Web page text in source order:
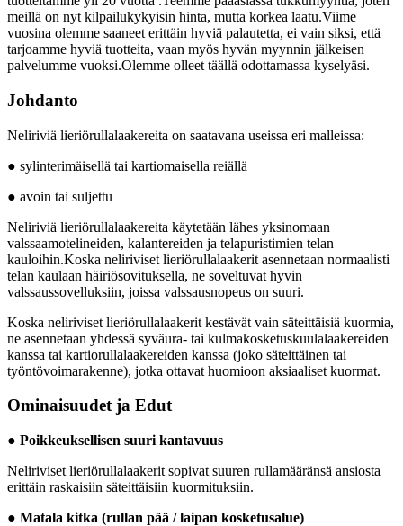
meillä on nyt kilpailukykyisin hinta, mutta korkea laatu.Viime
vuosina olemme saaneet erittäin hyviä palautetta, ei vain siksi, että
tarjoamme hyviä tuotteita, vaan myös hyvän myynnin jälkeisen
palvelumme vuoksi.Olemme olleet täällä odottamassa kyselyäsi.
Johdanto
Neliriviä lieriörullalaakereita on saatavana useissa eri malleissa:
● sylinterimäisellä tai kartiomaisella reiällä
● avoin tai suljettu
Neliriviä lieriörullalaakereita käytetään lähes yksinomaan
valssaamotelineiden, kalantereiden ja telapuristimien telan
kauloihin.Koska neliriviset lieriörullalaakerit asennetaan normaalisti
telan kaulaan häiriösovituksella, ne soveltuvat hyvin
valssaussovelluksiin, joissa valssausnopeus on suuri.
Koska neliriviset lieriörullalaakerit kestävät vain säteittäisiä kuormia,
ne asennetaan yhdessä syväura- tai kulmakosketuskuulalaakereiden
kanssa tai kartiorullalaakereiden kanssa (joko säteittäinen tai
työntövoimarakenne), jotka ottavat huomioon aksiaaliset kuormat.
Ominaisuudet ja Edut
● Poikkeuksellisen suuri kantavuus
Neliriviset lieriörullalaakerit sopivat suuren rullamääränsä ansiosta
erittäin raskaisiin säteittäisiin kuormituksiin.
● Matala kitka (rullan pää / laipan kosketusalue)